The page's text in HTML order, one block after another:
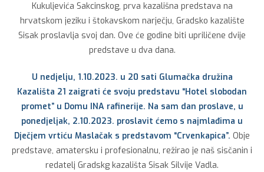
Kukuljevića Sakcinskog, prva kazališna predstava na
hrvatskom jeziku i štokavskom narječju, Gradsko kazalište
Sisak proslavlja svoj dan. Ove će godine biti upriličene dvije
predstave u dva dana.
U nedjelju, 1.10.2023. u 20 sati Glumačka družina
Kazališta 21 zaigrati će svoju predstavu “Hotel slobodan
promet” u Domu INA rafinerije. Na sam dan proslave, u
ponedjeljak, 2.10.2023. proslavit ćemo s najmlađima u
Dječjem vrtiću Maslačak s predstavom “Crvenkapica”. Obje
predstave, amatersku i profesionalnu, režirao je naš sisčanin i
redatelj Gradskg kazališta Sisak Silvije Vadla.